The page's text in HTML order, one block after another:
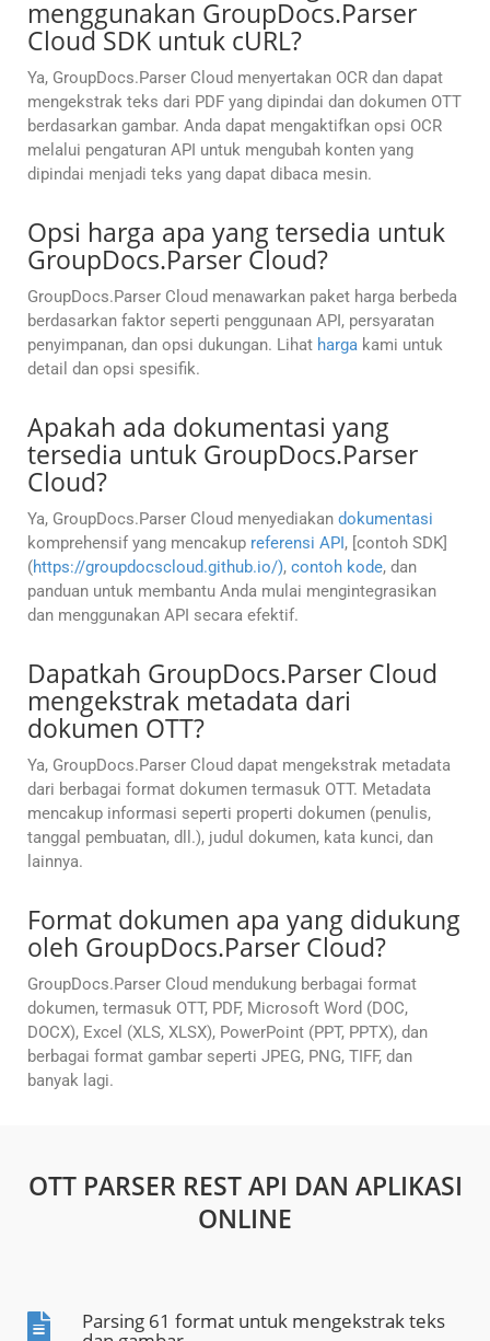
menggunakan GroupDocs.Parser
Cloud SDK untuk cURL?
Ya, GroupDocs.Parser Cloud menyertakan OCR dan dapat
mengekstrak teks dari PDF yang dipindai dan dokumen OTT
berdasarkan gambar. Anda dapat mengaktifkan opsi OCR
melalui pengaturan API untuk mengubah konten yang
dipindai menjadi teks yang dapat dibaca mesin.
Opsi harga apa yang tersedia untuk
GroupDocs.Parser Cloud?
GroupDocs.Parser Cloud menawarkan paket harga berbeda
berdasarkan faktor seperti penggunaan API, persyaratan
penyimpanan, dan opsi dukungan. Lihat harga kami untuk
detail dan opsi spesifik.
Apakah ada dokumentasi yang
tersedia untuk GroupDocs.Parser
Cloud?
Ya, GroupDocs.Parser Cloud menyediakan dokumentasi
komprehensif yang mencakup referensi API, [contoh SDK]
(https://groupdocscloud.github.io/), contoh kode, dan
panduan untuk membantu Anda mulai mengintegrasikan
dan menggunakan API secara efektif.
Dapatkah GroupDocs.Parser Cloud
mengekstrak metadata dari
dokumen OTT?
Ya, GroupDocs.Parser Cloud dapat mengekstrak metadata
dari berbagai format dokumen termasuk OTT. Metadata
mencakup informasi seperti properti dokumen (penulis,
tanggal pembuatan, dll.), judul dokumen, kata kunci, dan
lainnya.
Format dokumen apa yang didukung
oleh GroupDocs.Parser Cloud?
GroupDocs.Parser Cloud mendukung berbagai format
dokumen, termasuk OTT, PDF, Microsoft Word (DOC,
DOCX), Excel (XLS, XLSX), PowerPoint (PPT, PPTX), dan
berbagai format gambar seperti JPEG, PNG, TIFF, dan
banyak lagi.
OTT PARSER REST API DAN APLIKASI
ONLINE
Parsing 61 format untuk mengekstrak teks